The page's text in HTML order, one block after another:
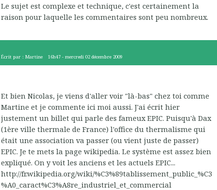
Le sujet est complexe et technique, c'est certainement la
raison pour laquelle les commentaires sont peu nombreux.
Écrit par : Martine 16h47 -mercredi 02 décembre 2009
Et bien Nicolas, je viens d'aller voir "là-bas" chez toi comme
Martine et je commente ici moi aussi. J'ai écrit hier
justement un billet qui parle des fameux EPIC. Puisqu'à Dax
(1ère ville thermale de France) l'office du thermalisme qui
était une association va passer (ou vient juste de passer)
EPIC. Je te mets la page wikipedia. Le système est assez bien
expliqué. On y voit les anciens et les actuels EPIC...
http://fr.wikipedia.org/wiki/%C3%89tablissement_public_%C3
%A0_caract%C3%A8re_industriel_et_commercial